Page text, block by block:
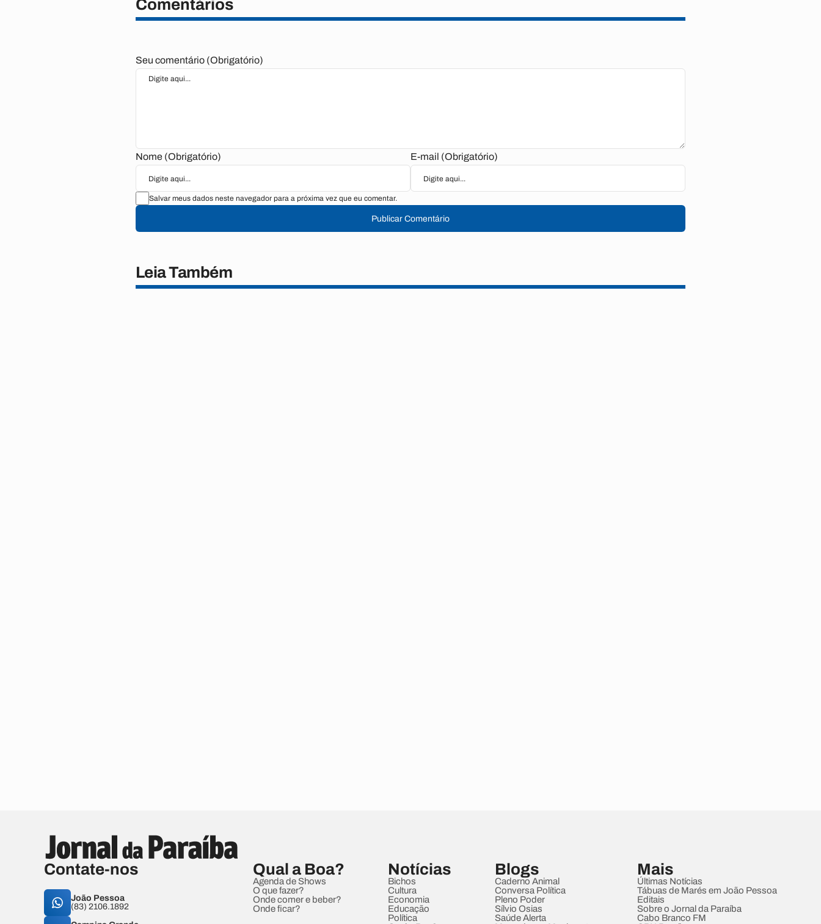
Comentários
Seu comentário (Obrigatório)
Nome (Obrigatório) E-mail (Obrigatório)
Salvar meus dados neste navegador para a próxima vez que eu comentar.
Publicar Comentário
Leia Também
Contate-nos
João Pessoa
(83) 2106.1892
Qual a Boa?
Agenda de Shows
O que fazer?
Onde comer e beber?
Onde ficar?
Notícias
Bichos
Cultura
Economia
Educação
Política
Blogs
Caderno Animal
Conversa Política
Pleno Poder
Sílvio Osias
Saúde Alerta
Mais
Últimas Notícias
Tábuas de Marés em João Pessoa
Editais
Sobre o Jornal da Paraíba
Cabo Branco FM